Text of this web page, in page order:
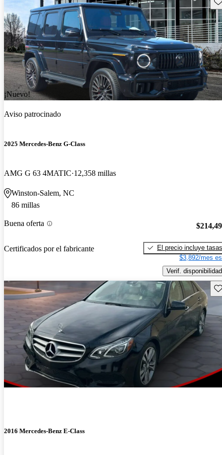
¡Nuevo!
Aviso patrocinado
2025 Mercedes-Benz G-Class
AMG G 63 4MATIC 12,358 millas
Winston-Salem, NC
86 millas
Buena oferta
Certificados por el fabricante
El precio incluye tasas
$3,892/mes
Verif. disponibilidad
2016 Mercedes-Benz E-Class